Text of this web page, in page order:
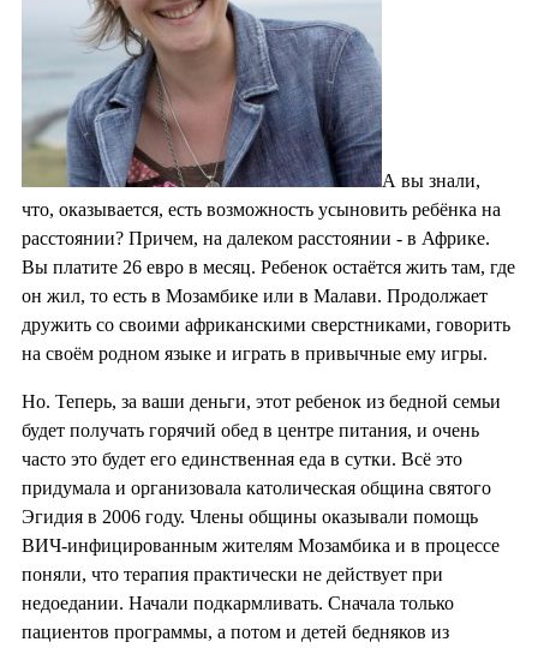
А вы знали,
что, оказывается, есть возможность усыновить ребёнка на
расстоянии? Причем, на далеком расстоянии - в Африке.
Вы платите 26 евро в месяц. Ребенок остаётся жить там, где
он жил, то есть в Мозамбике или в Малави. Продолжает
дружить со своими африканскими сверстниками, говорить
на своём родном языке и играть в привычные ему игры.
Но. Теперь, за ваши деньги, этот ребенок из бедной семьи
будет получать горячий обед в центре питания, и очень
часто это будет его единственная еда в сутки. Всё это
придумала и организовала католическая община святого
Эгидия в 2006 году. Члены общины оказывали помощь
ВИЧ-инфицированным жителям Мозамбика и в процессе
поняли, что терапия практически не действует при
недоедании. Начали подкармливать. Сначала только
пациентов программы, а потом и детей бедняков из